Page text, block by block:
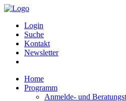
Login
Suche
Kontakt
Newsletter
Home
Programm
Anmelde- und